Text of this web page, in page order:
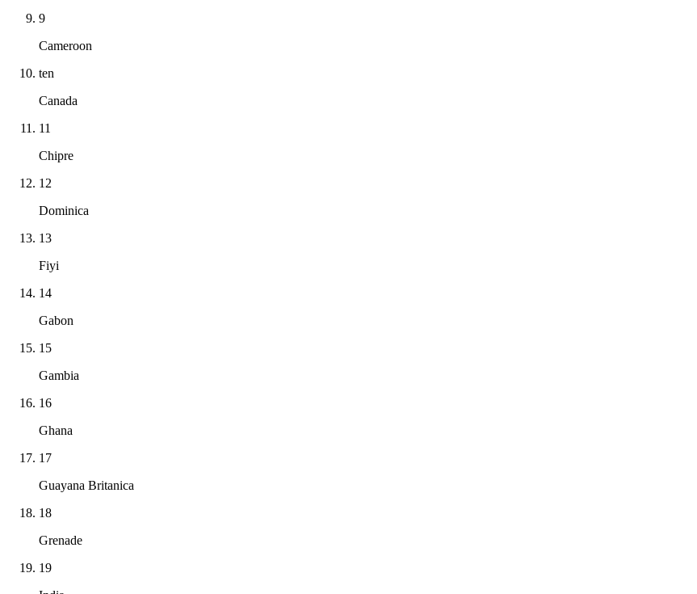
9
Cameroon
ten
Canada
11
Chipre
12
Dominica
13
Fiyi
14
Gabon
15
Gambia
16
Ghana
17
Guayana Britanica
18
Grenade
19